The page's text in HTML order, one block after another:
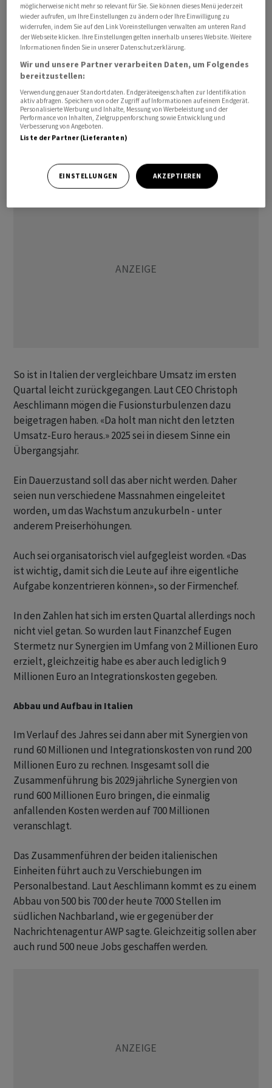
Gewinn (EBITDA after Leasing) nur um 18 Prozent auf
1,28 Milliarden zu. Beim Reingewinn gab es sogar einen
Rückgang um 19 Prozent auf 367 Millionen. Dafür
verantwortlich waren unter anderem Kosten im
Zusammenhang mit der Übernahme.
Übergangsjahr in Italien
Gleichwohl freuten sich die Swisscom-Chefs über den
«grössten Quartalsumsatz der Firmengeschichte». Viel
gibt viel zu tun.
So ist in Italien der vergleichbare Umsatz im ersten
Quartal leicht zurückgegangen. Laut CEO Christoph
Aeschlimann mögen die Fusionsturbulenzen dazu
beigetragen haben. «Da holt man nicht den letzten
Umsatz-Euro heraus.» 2025 sei in diesem Sinne ein
Übergangsjahr.
Ein Dauerzustand soll das aber nicht werden. Daher
seien nun verschiedene Massnahmen eingeleitet
worden, um das Wachstum anzukurbeln - unter
anderem Preiserhöhungen.
Auch sei organisatorisch viel aufgegleist worden. «Das
ist wichtig, damit sich die Leute auf ihre eigentliche
Aufgabe konzentrieren können», so der Firmenchef.
In den Zahlen hat sich im ersten Quartal allerdings noch
nicht viel getan. So wurden laut Finanzchef Eugen
Stermetz nur Synergien im Umfang von 2 Millionen Euro
erzielt, gleichzeitig habe es aber auch lediglich 9
Millionen Euro an Integrationskosten gegeben.
Abbau und Aufbau in Italien
Im Verlauf des Jahres sei dann aber mit Synergien von
rund 60 Millionen und Integrationskosten von rund 200
Millionen Euro zu rechnen. Insgesamt soll die
Zusammenführung bis 2029 jährliche Synergien von
rund 600 Millionen Euro bringen, die einmalig
anfallenden Kosten werden auf 700 Millionen
veranschlagt.
Das Zusammenführen der beiden italienischen
Einheiten führt auch zu Verschiebungen im
Personalbestand. Laut Aeschlimann kommt es zu einem
Abbau von 500 bis 700 der heute 7000 Stellen im
südlichen Nachbarland, wie er gegenüber der
Nachrichtenagentur AWP sagte. Gleichzeitig sollen aber
auch rund 500 neue Jobs geschaffen werden.
möglicherweise nicht mehr so relevant für Sie. Sie können dieses Menü jederzeit
wieder aufrufen, um Ihre Einstellungen zu ändern oder Ihre Einwilligung zu
widerrufen, indem Sie auf den Link Voreinstellungen verwalten am unteren Rand
der Webseite klicken. Ihre Einstellungen gelten innerhalb unseres Website. Weitere
Informationen finden Sie in unserer Datenschutzerklärung.
Wir und unsere Partner verarbeiten Daten, um Folgendes
bereitzustellen:
Verwendung genauer Standortdaten. Endgeräteeigenschaften zur Identifikation
aktiv abfragen. Speichern von oder Zugriff auf Informationen auf einem Endgerät.
Personalisierte Werbung und Inhalte, Messung von Werbeleistung und der
Performance von Inhalten, Zielgruppenforschung sowie Entwicklung und
Verbesserung von Angeboten.
Liste der Partner (Lieferanten)
EINSTELLUNGEN AKZEPTIEREN